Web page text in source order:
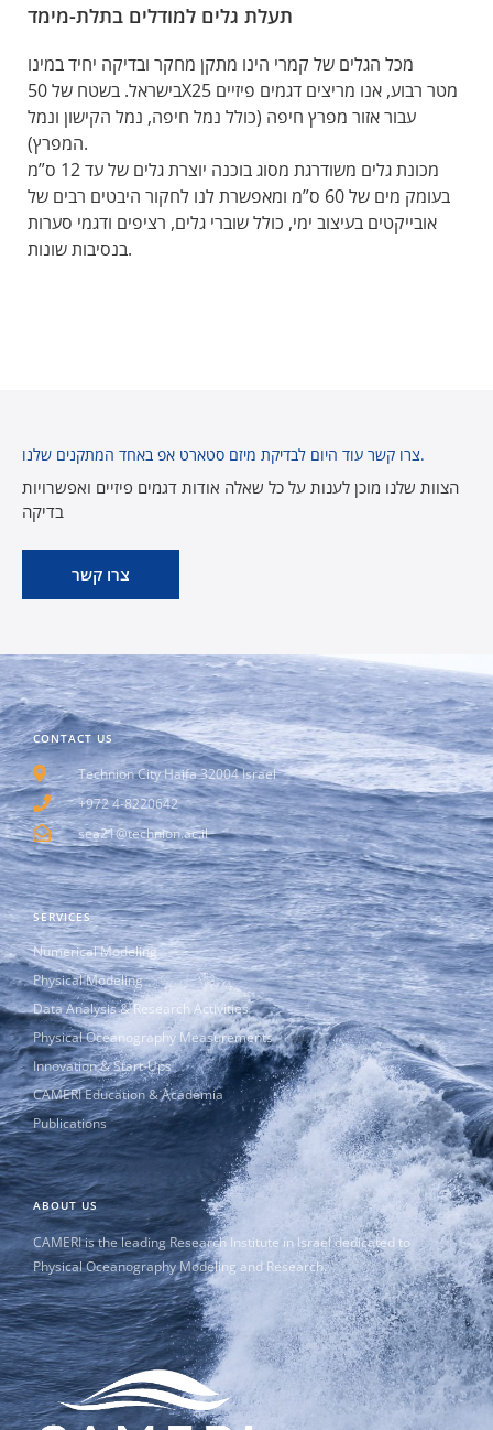
תעלת גלים למודלים בתלת-מימד
מכל הגלים של קמרי הינו מתקן מחקר ובדיקה יחיד במינו
בישראל. בשטח של 50X25 מטר רבוע, אנו מריצים דגמים פיזיים
עבור אזור מפרץ חיפה (כולל נמל חיפה, נמל הקישון ונמל
המפרץ).
מכונת גלים משודרגת מסוג בוכנה יוצרת גלים של עד 12 ס”מ
בעומק מים של 60 ס”מ ומאפשרת לנו לחקור היבטים רבים של
אובייקטים בעיצוב ימי, כולל שוברי גלים, רציפים ודגמי סערות
בנסיבות שונות.
צרו קשר עוד היום לבדיקת מיזם סטארט אפ באחד המתקנים שלנו.
הצוות שלנו מוכן לענות על כל שאלה אודות דגמים פיזיים ואפשרויות
בדיקה
צרו קשר
ABOUT US
CAMERI is the leading Research Institute in Israel dedicated to
Physical Oceanography Modeling and Research.
SERVICES
Numerical Modeling
Physical Modeling
Data Analysis & Research Activities
Physical Oceanography Measurements
Innovation & Start-Ups
CAMERI Education & Academia
Publications
CONTACT US
Technion City Haifa 32004 Israel
+972 4-8220642
sea21@technion.ac.il